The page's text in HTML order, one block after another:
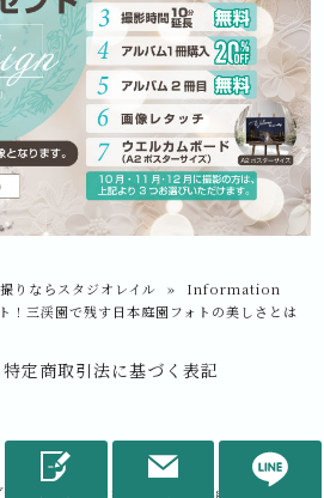
りならスタジオレイル »
Information
！三渓園で残す日本庭園フォトの美しさとは
特定商取引法に基づく表記
前撮りならスタジオレイル All rights Reserved.